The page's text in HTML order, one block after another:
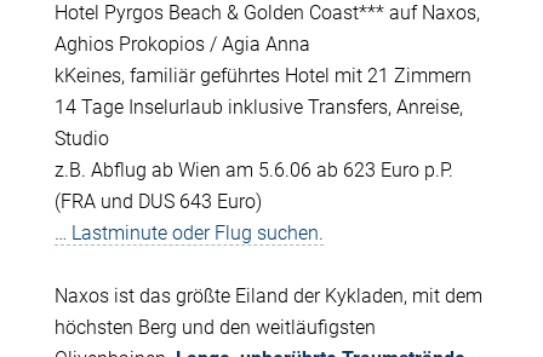
Hotel Pyrgos Beach & Golden Coast*** auf Naxos,
Aghios Prokopios / Agia Anna
kKeines, familiär geführtes Hotel mit 21 Zimmern
14 Tage Inselurlaub inklusive Transfers, Anreise,
Studio
z.B. Abflug ab Wien am 5.6.06 ab 623 Euro p.P.
(FRA und DUS 643 Euro)
… Lastminute oder Flug suchen.
Naxos ist das größte Eiland der Kykladen, mit dem
höchsten Berg und den weitläufigsten